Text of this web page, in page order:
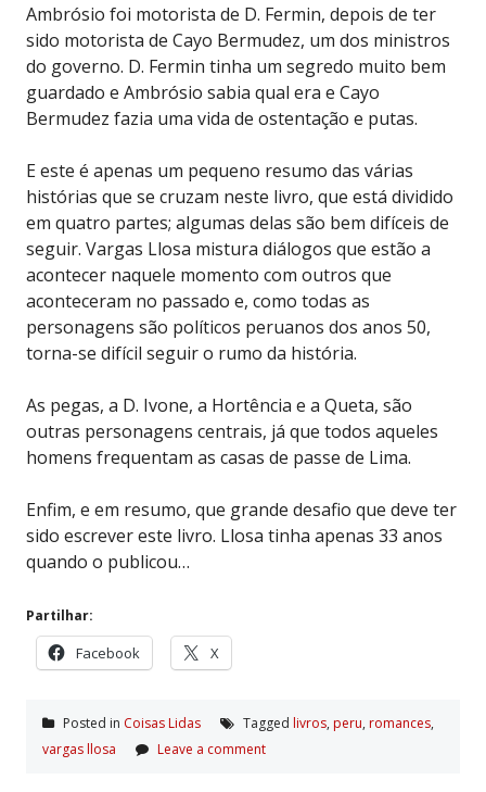
Ambrósio foi motorista de D. Fermin, depois de ter
sido motorista de Cayo Bermudez, um dos ministros
do governo. D. Fermin tinha um segredo muito bem
guardado e Ambrósio sabia qual era e Cayo
Bermudez fazia uma vida de ostentação e putas.
E este é apenas um pequeno resumo das várias
histórias que se cruzam neste livro, que está dividido
em quatro partes; algumas delas são bem difíceis de
seguir. Vargas Llosa mistura diálogos que estão a
acontecer naquele momento com outros que
aconteceram no passado e, como todas as
personagens são políticos peruanos dos anos 50,
torna-se difícil seguir o rumo da história.
As pegas, a D. Ivone, a Hortência e a Queta, são
outras personagens centrais, já que todos aqueles
homens frequentam as casas de passe de Lima.
Enfim, e em resumo, que grande desafio que deve ter
sido escrever este livro. Llosa tinha apenas 33 anos
quando o publicou…
Partilhar:
Facebook X
Posted in Coisas Lidas Tagged livros, peru, romances,
vargas llosa
Leave a comment